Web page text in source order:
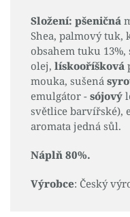
Složení: pšeničná
Shea, palmový tuk,
obsahem tuku 13%,
olej, lískooříšková
mouka, sušená
emulgátor - sójový
světlice barvířské),
aromata jedná sůl.
Náplň 80%.
Výrobce: Český